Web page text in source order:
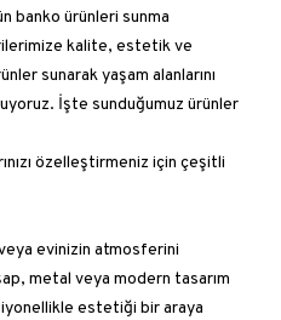
banko ürünleri sunma
kalite, estetik ve
sunarak yaşam alanlarını
İşte sunduğumuz ürünler
özelleştirmeniz için çeşitli
evinizin atmosferini
metal veya modern tasarım
estetiği bir araya